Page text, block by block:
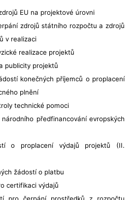
EU na projektové úrovni
zdrojů státního rozpočtu a zdrojů
v realizaci
realizace projektů
publicity projektů
konečných příjemců o proplacení
plnění
technické pomoci
předfinancování evropských
o proplacení výdajů projektů (II.
žádostí o platbu
certifikaci výdajů